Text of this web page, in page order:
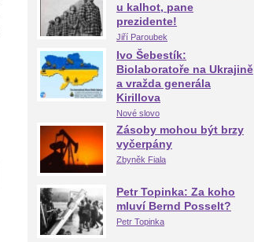
u kalhot, pane
prezidente!
Jiří Paroubek
Ivo Šebestík:
Biolaboratoře na Ukrajině
a vražda generála
Kirillova
Nové slovo
Zásoby mohou být brzy
vyčerpány
Zbyněk Fiala
Petr Topinka: Za koho
mluví Bernd Posselt?
Petr Topinka